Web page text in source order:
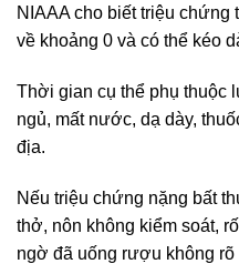
NIAAA cho biết triệu
về khoảng 0 và có thể kéo
Thời gian cụ thể phụ thuộc
ngủ, mất nước, dạ dày,
địa.
Nếu triệu chứng nặng bất
thở, nôn không kiểm soát,
ngờ đã uống rượu không